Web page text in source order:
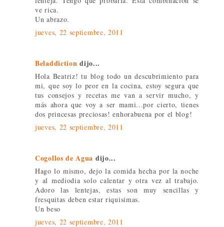
ve rica.
Un abrazo.
jueves, 22 septiembre, 2011
Beladdiction dijo...
Hola Beatriz! tu blog todo un descubrimiento para
mi, que soy lo peor en la cocina, estoy segura que
tus consejos y recetas me van a servir mucho, y
más ahora que voy a ser mami...por cierto, tienes
dos princesas preciosas! enhorabuena por el blog!
jueves, 22 septiembre, 2011
Cogollos de Agua dijo...
Hago lo mismo, dejo la comida hecha por la noche
y al mediodia solo calentar y otra vez al trabajo.
Adoro las lentejas, estas son muy sencillas y
fresquitas deben estar riquisimas.
Un beso
jueves, 22 septiembre, 2011